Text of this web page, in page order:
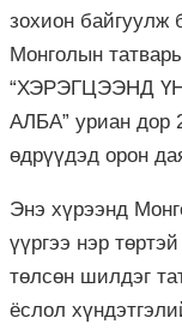
зохион байгуулж
Монголын
“ХЭРЭГЦЭЭНД
АЛБА” уриан дор
өдрүүдэд орон
Энэ хүрээнд
үүргээ нэр
төлсөн шилдэг
ёслол